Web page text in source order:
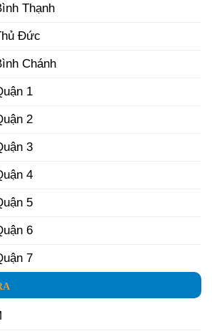
Thạnh
Đức
Chánh
1
2
3
4
5
6
7